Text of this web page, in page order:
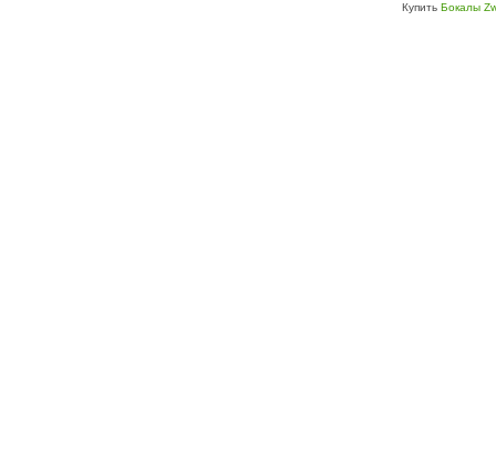
Купить Бокалы